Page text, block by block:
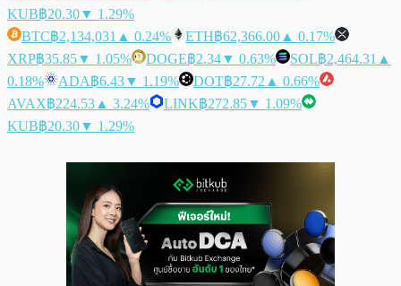
KUB฿20.30▼ 1.29%
BTC฿2,134,031 ▲ 0.24% ETH฿62,366.00 ▲ 0.17%
XRP฿35.85▼ 1.05% DOGE฿2.34▼ 0.63% SOL฿2,464.31 ▲
0.18%
ADA฿6.43▼ 1.19% DOT฿27.72 ▲ 0.66%
AVAX฿224.53 ▲ 3.24% LINK฿272.85▼ 1.09%
KUB฿20.30▼ 1.29%